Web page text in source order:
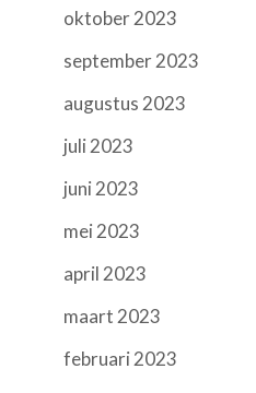
oktober 2023
september 2023
augustus 2023
juli 2023
juni 2023
mei 2023
april 2023
maart 2023
februari 2023